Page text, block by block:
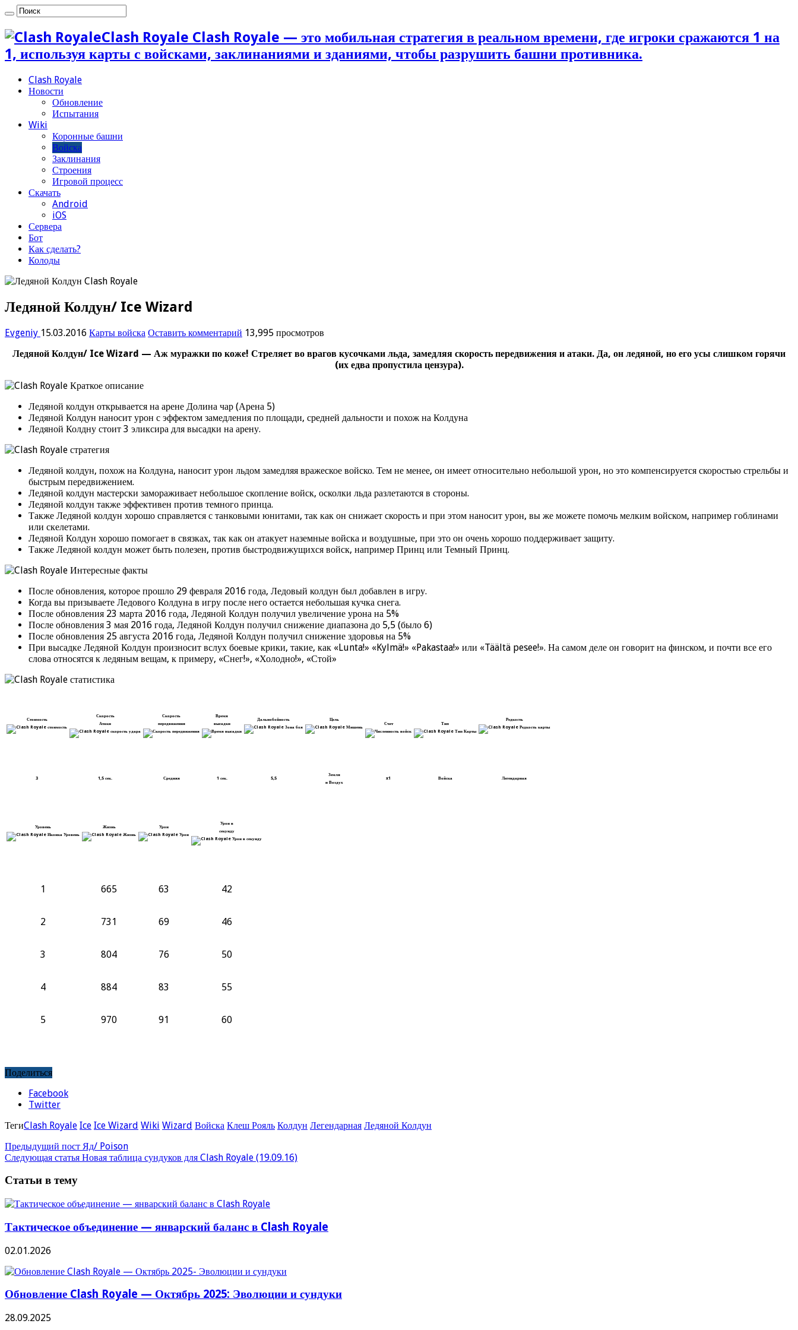
Clash Royale Clash Royale — это мобильная стратегия в реальном времени, где игроки сражаются 1 на
1, используя карты с войсками, заклинаниями и зданиями, чтобы разрушить башни противника.
Clash Royale
Новости
Обновление
Испытания
Wiki
Коронные башни
Войска
Заклинания
Строения
Игровой процесс
Скачать
Android
iOS
Сервера
Бот
Как сделать?
Колоды
Ледяной Колдун/ Ice Wizard
Evgeniy 15.03.2016 Карты войска Оставить комментарий 13,995 просмотров
Ледяной Колдун/ Ice Wizard — Аж муражки по коже! Стреляет во врагов кусочками льда, замедляя скорость передвижения и атаки. Да, он ледяной, но его усы слишком горячи
(их едва пропустила цензура).
Ледяной колдун открывается на арене Долина чар (Арена 5)
Ледяной Колдун наносит урон с эффектом замедления по площади, средней дальности и похож на Колдуна
Ледяной Колдну стоит 3 эликсира для высадки на арену.
Ледяной колдун, похож на Колдуна, наносит урон льдом замедляя вражеское войско. Тем не менее, он имеет относительно небольшой урон, но это компенсируется скоростью стрельбы и
быстрым передвижением.
Ледяной колдун мастерски замораживает небольшое скопление войск, осколки льда разлетаются в стороны.
Ледяной колдун также эффективен против темного принца.
Также Ледяной колдун хорошо справляется с танковыми юнитами, так как он снижает скорость и при этом наносит урон, вы же можете помочь мелким войском, например гоблинами
или скелетами.
Ледяной Колдун хорошо помогает в связках, так как он атакует наземные войска и воздушные, при это он очень хорошо поддерживает защиту.
Также Ледяной колдун может быть полезен, против быстродвижущихся войск, например Принц или Темный Принц.
После обновления, которое прошло 29 февраля 2016 года, Ледовый колдун был добавлен в игру.
Когда вы призываете Ледового Колдуна в игру после него остается небольшая кучка снега.
После обновления 23 марта 2016 года, Ледяной Колдун получил увеличение урона на 5%
После обновления 3 мая 2016 года, Ледяной Колдун получил снижение диапазона до 5,5 (было 6)
После обновления 25 августа 2016 года, Ледяной Колдун получил снижение здоровья на 5%
При высадке Ледяной Колдун произносит вслух боевые крики, такие, как «Lunta!» «Kylmä!» «Pakastaa!» или «Täältä pesee!». На самом деле он говорит на финском, и почти все его
слова относятся к ледяным вещам, к примеру, «Снег!», «Холодно!», «Стой»
Стоимость
Скорость
Атаки
Скорость
передвижения
Время
высадки
Дальнобойность Цель
Счет Тип
Редкость
3 1,5 сек. Средняя 1 сек. 5,5
Земля
и Воздух
x1 Войска Легендарная
Уровень Жизнь Урон
Урон в
секунду
1 665 63 42
2 731 69 46
3 804 76 50
4 884 83 55
5 970 91 60
Поделиться
Facebook
Twitter
ТегиClash Royale Ice Ice Wizard Wiki Wizard Войска Клеш Рояль Колдун Легендарная Ледяной Колдун
Предыдущий пост Яд/ Poison
Следующая статья Новая таблица сундуков для Clash Royale (19.09.16)
Статьи в тему
Тактическое объединение — январский баланс в Clash Royale
02.01.2026
Обновление Clash Royale — Октябрь 2025: Эволюции и сундуки
28.09.2025